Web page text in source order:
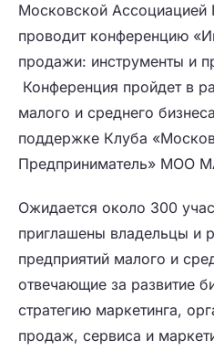
Московской Ассоциацией
проводит конференцию
продажи: инструменты и
Конференция пройдет в
малого и среднего
поддержке Клуба
Предприниматель» МОО
Ожидается около 300
приглашены владельцы и
предприятий малого и
отвечающие за развитие
стратегию маркетинга,
продаж, сервиса и